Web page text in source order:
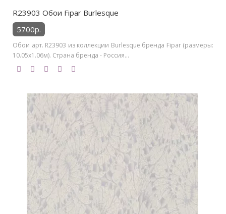
R23903 Обои Fipar Burlesque
5700р.
Обои арт. R23903 из коллекции Burlesque бренда Fipar (размеры:
10.05х1.06м). Страна бренда - Россия...